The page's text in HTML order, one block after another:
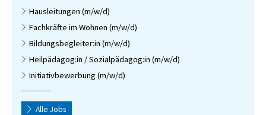
Hausleitungen (m/w/d)
Fachkräfte im Wohnen (m/w/d)
Bildungsbegleiter:in (m/w/d)
Heilpädagog:in / Sozialpädagog:in (m/w/d)
Initiativbewerbung (m/w/d)
Alle Jobs